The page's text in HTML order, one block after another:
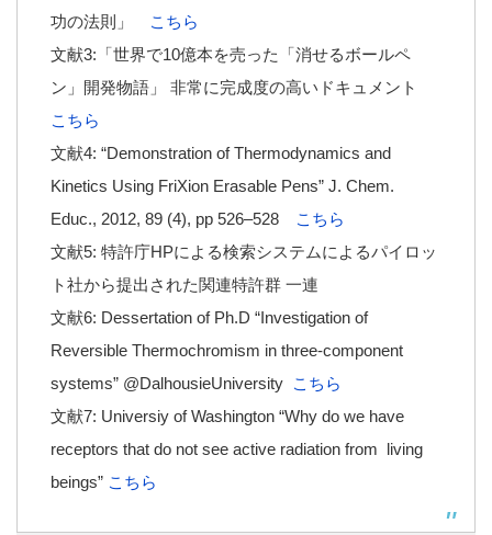
功の法則」
こちら
文献3:「世界で10億本を売った「消せるボールペ
ン」開発物語」 非常に完成度の高いドキュメント
こちら
文献4: “Demonstration of Thermodynamics and
Kinetics Using FriXion Erasable Pens” J. Chem.
Educ., 2012, 89 (4), pp 526–528
こちら
文献5: 特許庁HPによる検索システムによるパイロッ
ト社から提出された関連特許群 一連
文献6: Dessertation of Ph.D “Investigation of
Reversible Thermochromism in three-component
systems” @DalhousieUniversity こちら
文献7: Universiy of Washington “Why do we have
receptors that do not see active radiation from living
beings” こちら